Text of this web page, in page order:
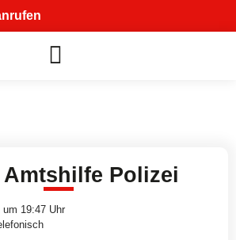
Amtshilfe Polizei
um 19:47 Uhr